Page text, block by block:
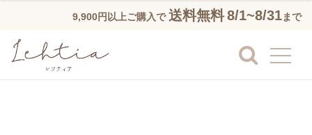
9,900円以上ご購入で 送料無料8/1~8/31まで